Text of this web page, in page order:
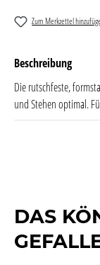
Zum Merkzettel
Beschreibung
Die rutschfeste,
und Stehen optimal.
DAS